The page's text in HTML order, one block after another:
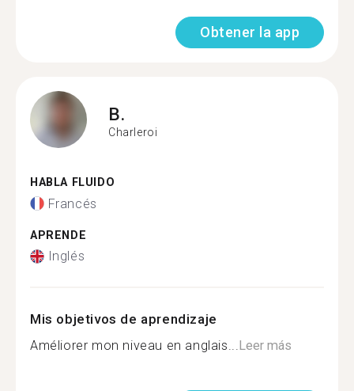
Obtener la app
B.
Charleroi
HABLA FLUIDO
Francés
APRENDE
Inglés
Mis objetivos de aprendizaje
Améliorer mon niveau en anglais...Leer más